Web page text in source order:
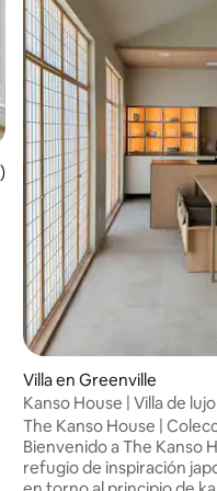
promedio: 5 de 5, 23
Villa en Greenville
Kanso House | Villa de
jacuzzi
The Kanso House |
Bienvenido a The Kanso
refugio de inspiración